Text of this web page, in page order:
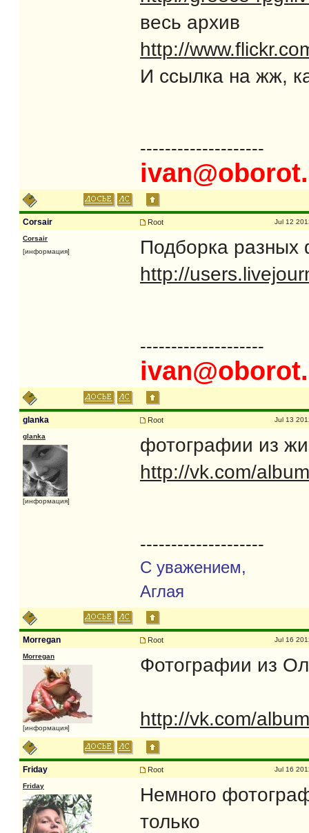
весь архив
http://
И ссылка на жж,
--------------------
Corsair Root Jul 12
Corsair
[информация]
Подборка разных
http://
--------------------
glanka Root Jul 13
glanka
[информация]
фотографии из
http://vk.com/
--------------------
С уважением,
Аглая
Morregan Root Jul 16
Morregan
[информация]
Фотографии из
http://vk.com/
Friday Root Jul 16
Friday
Немного
только